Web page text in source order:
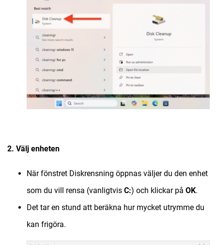
2. Välj enheten
När fönstret Diskrensning öppnas väljer du den enhet
som du vill rensa (vanligtvis C:) och klickar på OK.
Det tar en stund att beräkna hur mycket utrymme du
kan frigöra.